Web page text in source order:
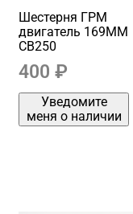
Шестерня ГРМ
двигатель 169MM
CB250
400 ₽
Уведомите
меня о наличии